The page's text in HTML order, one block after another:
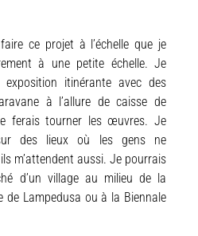
ce projet à l’échelle que je
à une petite échelle. Je
itinérante avec des
à l’allure de caisse de
ferais tourner les œuvres. Je
des lieux où les gens ne
m’attendent aussi. Je pourrais
d’un village au milieu de la
de Lampedusa ou à la Biennale